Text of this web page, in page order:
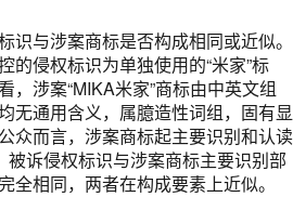
识与涉案商标是否构成相同或近似。
的侵权标识为单独使用的“米家”标
，涉案“MIKA米家”商标由中英文组
无通用含义，属臆造性词组，固有显
众而言，涉案商标起主要识别和认读
被诉侵权标识与涉案商标主要识别部
全相同，两者在构成要素上近似。